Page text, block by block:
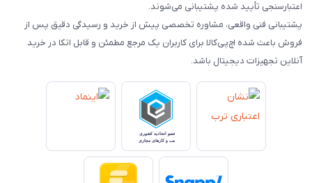
اعتبارسنجی تأیید شده پشتیبانی می‌شوند.
پشتیبانی فنی واقعی، مشاوره تخصصی پیش از خرید و رسیدگی دقیق پس از
فروش باعث شده اچ‌پی‌کالا برای کاربران یک مرجع مطمئن و قابل اتکا در خرید
آنلاین تجهیزات دیجیتال باشد.